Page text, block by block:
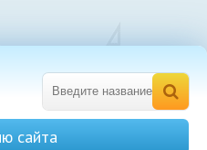
сайта